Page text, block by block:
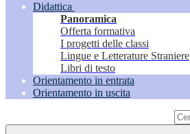
Didattica
Panoramica
Offerta formativa
I progetti delle classi
Lingue e Letterature Straniere
Libri di testo
Orientamento in entrata
Orientamento in uscita